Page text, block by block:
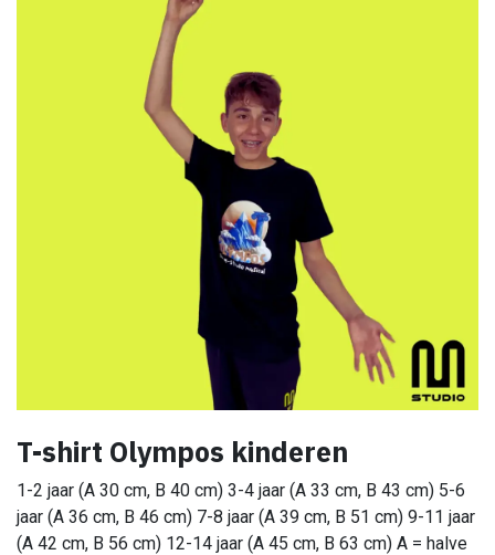
T-shirt Olympos kinderen
1-2 jaar (A 30 cm, B 40 cm) 3-4 jaar (A 33 cm, B 43 cm) 5-6
jaar (A 36 cm, B 46 cm) 7-8 jaar (A 39 cm, B 51 cm) 9-11 jaar
(A 42 cm, B 56 cm) 12-14 jaar (A 45 cm, B 63 cm) A = halve